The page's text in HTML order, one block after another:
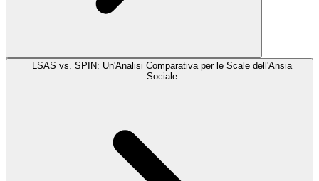
LSAS vs. SPIN: Un'Analisi Comparativa per le Scale dell'Ansia
Sociale